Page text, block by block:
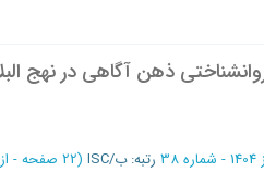
ذهن آگاهی در نهج
رتبه: ب/ISC (‎22 صفحه - از 158 تا 179